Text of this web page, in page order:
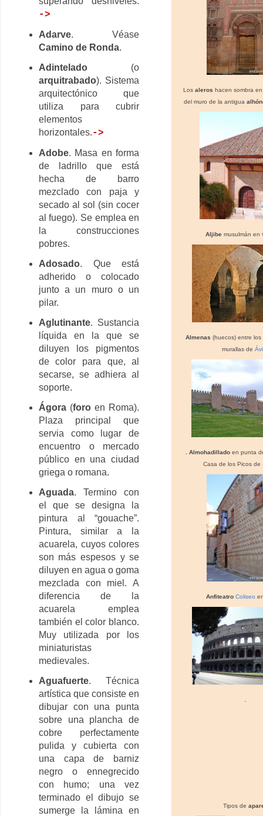
->
Adarve. Véase
Camino de Ronda.
Adintelado (o
arquitrabado). Sistema
arquitectónico que
utiliza para cubrir
elementos
horizontales.->
Adobe. Masa en forma
de ladrillo que está
hecha de barro
mezclado con paja y
secado al sol (sin cocer
al fuego). Se emplea en
la construcciones
pobres.
Adosado. Que está
adherido o colocado
junto a un muro o un
pilar.
Aglutinante. Sustancia
líquida en la que se
diluyen los pigmentos
de color para que, al
secarse, se adhiera al
soporte.
Ágora (foroen Roma).
Plaza principal que
servia como lugar de
encuentro o mercado
público en una ciudad
griega o romana.
Aguada. Termino con
el que se designa la
pintura al “gouache”.
Pintura, similar a la
acuarela, cuyos colores
son más espesos y se
diluyen en agua o goma
mezclada con miel. A
diferencia de la
acuarela emplea
también el color blanco.
Muy utilizada por los
miniaturistas
medievales.
Aguafuerte. Técnica
artística que consiste en
dibujar con una punta
sobre una plancha de
cobre perfectamente
pulida y cubierta con
una capa de barniz
negro o ennegrecido
con humo; una vez
terminado el dibujo se
sumerge la lámina en
Los aleros hacen sombra
del muro de la antigua
Aljibe musulmán en
Almenas (huecos) entre los
murallas de
Almohadillado en punta
Casa de los Picos de
Anfiteatro Coliseo
.
Tipos de